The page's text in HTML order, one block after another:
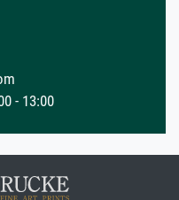
- 13:00